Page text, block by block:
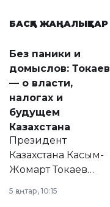
БАСҚА ЖАҢАЛЫҚТАР
Без паники и
домыслов: Токаев
— о власти,
налогах и
будущем
Казахстана
Президент
Казахстана Касым-
Жомарт Токаев
сразу несколько
5 қаңтар, 10:15